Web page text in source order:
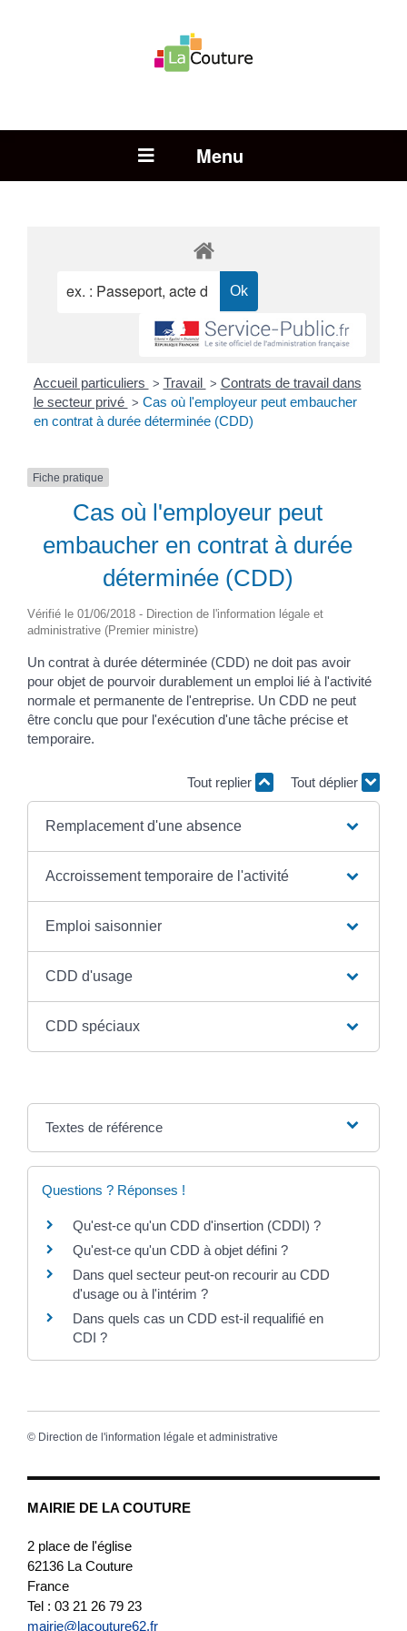
Open Menu
MAIRIE DE LA COUTURE
2 place de l'église
62136 La Couture
France
Tel : 03 21 26 79 23
mairie@lacouture62.fr
Accueil particuliers > Travail > Contrats de travail dans
le secteur privé > Cas où l'employeur peut embaucher
en contrat à durée déterminée (CDD)
Fiche pratique
Cas où l'employeur peut
embaucher en contrat à durée
déterminée (CDD)
Vérifié le 01/06/2018 - Direction de l'information légale et
administrative (Premier ministre)
Un contrat à durée déterminée (CDD) ne doit pas avoir
pour objet de pourvoir durablement un emploi lié à l'activité
normale et permanente de l'entreprise. Un CDD ne peut
être conclu que pour l'exécution d'une tâche précise et
temporaire.
Tout replier Tout déplier
Remplacement d'une absence
Accroissement temporaire de l'activité
Emploi saisonnier
CDD d'usage
CDD spéciaux
Textes de référence
Questions ? Réponses !
Qu'est-ce qu'un CDD d'insertion (CDDI) ?
Qu'est-ce qu'un CDD à objet défini ?
Dans quel secteur peut-on recourir au CDD
d'usage ou à l'intérim ?
Dans quels cas un CDD est-il requalifié en
CDI ?
© Direction de l'information légale et administrative